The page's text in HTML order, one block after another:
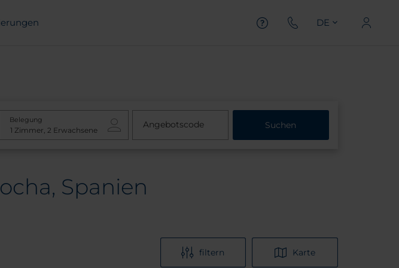
DE
Belegung Angebotscode Suchen
Spanien
filtern Karte